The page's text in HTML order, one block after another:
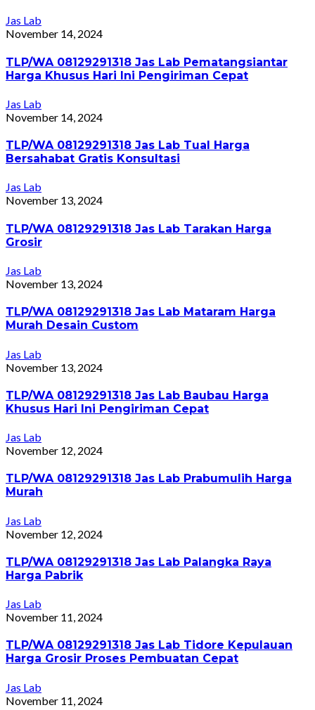
Jas Lab
November 14, 2024
TLP/WA 08129291318 Jas Lab Pematangsiantar
Harga Khusus Hari Ini Pengiriman Cepat
Jas Lab
November 14, 2024
TLP/WA 08129291318 Jas Lab Tual Harga
Bersahabat Gratis Konsultasi
Jas Lab
November 13, 2024
TLP/WA 08129291318 Jas Lab Tarakan Harga
Grosir
Jas Lab
November 13, 2024
TLP/WA 08129291318 Jas Lab Mataram Harga
Murah Desain Custom
Jas Lab
November 13, 2024
TLP/WA 08129291318 Jas Lab Baubau Harga
Khusus Hari Ini Pengiriman Cepat
Jas Lab
November 12, 2024
TLP/WA 08129291318 Jas Lab Prabumulih Harga
Murah
Jas Lab
November 12, 2024
TLP/WA 08129291318 Jas Lab Palangka Raya
Harga Pabrik
Jas Lab
November 11, 2024
TLP/WA 08129291318 Jas Lab Tidore Kepulauan
Harga Grosir Proses Pembuatan Cepat
Jas Lab
November 11, 2024